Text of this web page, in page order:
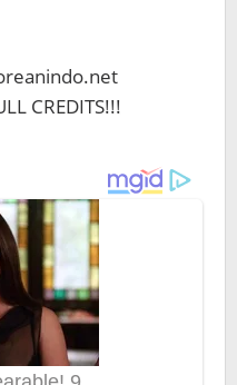
CREDITS!!!